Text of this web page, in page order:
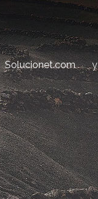
Solucionet.comy